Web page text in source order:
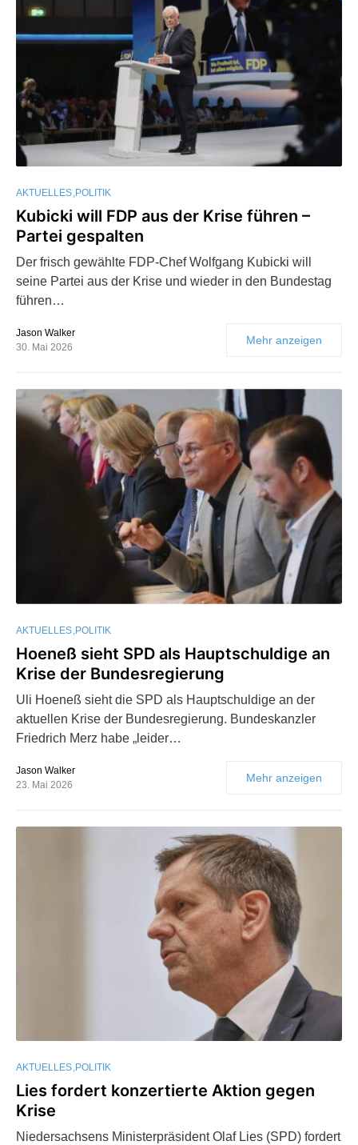
AKTUELLES POLITIK
Kubicki will FDP aus der Krise führen –
Partei gespalten
Der frisch gewählte FDP-Chef Wolfgang Kubicki will
seine Partei aus der Krise und wieder in den Bundestag
führen…
Jason Walker
30. Mai 2026
Mehr anzeigen
AKTUELLES POLITIK
Hoeneß sieht SPD als Hauptschuldige an
Krise der Bundesregierung
Uli Hoeneß sieht die SPD als Hauptschuldige an der
aktuellen Krise der Bundesregierung. Bundeskanzler
Friedrich Merz habe „leider…
Jason Walker
23. Mai 2026
Mehr anzeigen
AKTUELLES POLITIK
Lies fordert konzertierte Aktion gegen
Krise
Niedersachsens Ministerpräsident Olaf Lies (SPD) fordert